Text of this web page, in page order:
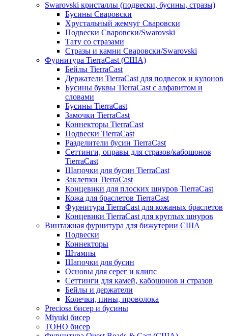
Swarovski кристаллы (подвески, бусины, стразы)
Бусины Сваровски
Хрустальный жемчуг Сваровски
Подвески Сваровски/Swarovski
Тату со стразами
Стразы и камни Сваровски/Swarovski
Фурнитура TierraCast (США)
Бейлы TierraCast
Держатели TierraCast для подвесок и кулонов
Бусины буквы TierraCast с алфавитом и
словами
Бусины TierraCast
Замочки TierraCast
Коннекторы TierraCast
Подвески TierraCast
Разделители бусин TierraCast
Сеттинги, оправы для стразов/кабошонов
TierraCast
Шапочки для бусин TierraCast
Заклепки TierraCast
Концевики для плоских шнуров TierraCast
Кожа для браслетов TierraCast
Фурнитура TierraCast для кожаных браслетов
Концевики TierraCast для круглых шнуров
Винтажная фурнитура для бижутерии США
Подвески
Коннекторы
Штампы
Шапочки для бусин
Основы для серег и клипс
Сеттинги для камей, кабошонов и стразов
Бейлы и держатели
Колечки, пины, проволока
Preciosa бисер и бусины
Miyuki бисер
TOHO бисер